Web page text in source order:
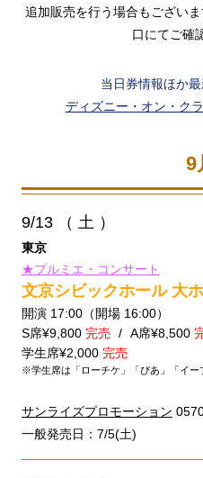
追加販売を行う場合もござい
口にてご確
当日券情報ほか最
ディズニー・オン・ク
9
9/13 （ 土 ）
東京
★プルミエ・コンサート
文京シビックホール 大
開演 17:00（開場 16:00）
S席¥9,800 完売 A席¥8,500
学生席¥2,000 完売
※学生席は「ローチケ」「ぴあ」「イー
サンライズプロモーション
一般発売日：7/5(土)